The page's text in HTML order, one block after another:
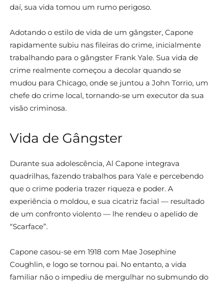
daí, sua vida tomou um rumo perigoso.
Adotando o estilo de vida de um gângster, Capone
rapidamente subiu nas fileiras do crime, inicialmente
trabalhando para o gângster Frank Yale. Sua vida de
crime realmente começou a decolar quando se
mudou para Chicago, onde se juntou a John Torrio, um
chefe do crime local, tornando-se um executor da sua
visão criminosa.
Vida de Gângster
Durante sua adolescência, Al Capone integrava
quadrilhas, fazendo trabalhos para Yale e percebendo
que o crime poderia trazer riqueza e poder. A
experiência o moldou, e sua cicatriz facial — resultado
de um confronto violento — lhe rendeu o apelido de
“Scarface”.
Capone casou-se em 1918 com Mae Josephine
Coughlin, e logo se tornou pai. No entanto, a vida
familiar não o impediu de mergulhar no submundo do